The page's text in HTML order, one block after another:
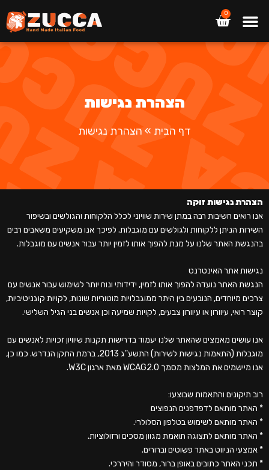
לתוכןתפריט
0
הצהרת נגישות
דף הבית »הצהרת נגישות
הצהרת נגישות זוקה
אנו רואים חשיבות רבה במתן שירות שוויוני לכלל הלקוחות והגולשים ובשיפור
השירות הניתן ללקוחות ולגולשים עם מוגבלות. לפיכך אנו משקיעים משאבים רבים
בהנגשת האתר שלנו על מנת להפוך אותו לזמין יותר עבור אנשים עם מוגבלות.
נגישות אתר האינטרנט
הנגשת האתר נועדה להפוך אותו לזמין, ידידותי ונוח יותר לשימוש עבור אנשים עם
צרכים מיוחדים, הנובעים בין היתר ממוגבלויות מוטוריות שונות, לקויות קוגניטיביות,
קוצר רואי, עיוורון או עיוורון צבעים, לקויות שמיעה וכן אנשים בני הגיל השלישי.
אנו עושים מאמצים שהאתר שלנו יעמוד בדרישות תקנות שיוויון זכויות לאנשים עם
מוגבלות (התאמות נגישות לשירות) התשע"ג 2013, ברמת התקן הנדרש. כמו כן,
אנו מיישמים את המלצות מסמך WCAG2.0 מאת ארגון W3C.
רוב תיקונים והתאמות שבוצעו:
* האתר מותאם לדפדפנים הנפוצים
* האתר מותאם לשימוש בטלפון הסלולרי.
* האתר מותאם לתצוגה תואמת מגוון מסכים ורזולוציות.
* אמצעי הניווט באתר פשוטים וברורים.
* תכני האתר כתובים באופן ברור, מסודר והיררכי.